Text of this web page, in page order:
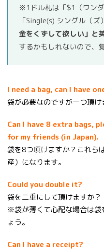
※1ドル札は「$1（ワン
「Single(s) シングル（ズ
金をくずして欲しい」と
するかもしれないので、
I need a bag, can I have
袋が必要なのですが一つ頂け
Can I have 8 extra bags,
for my friends (in Japan).
袋を8つ頂けますか？これら
産）になります。
Could you double it?
袋を二重にして頂けますか？
※袋が薄くて心配な場合は袋
ょう。
Can I have a receipt?